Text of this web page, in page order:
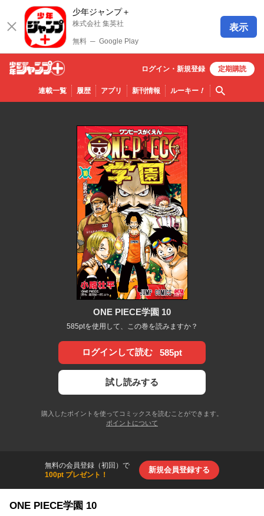
少年ジャンプ＋
株式会社 集英社
無料 ─ Google Play
表示
少年ジ
ャンプ
連載一覧 履歴 アプリ 新刊情報 ルーキー！ 検索
ログイン・ 新規登録 定期購読
ONE PIECE学園 10
585ptを使用して、この巻を読みますか？
ログインして読む 585pt
試し読みする
購入したポイントを使ってコミックスを読むことができます。
ポイントについて
無料の会員登録（初回）で
100pt プレゼント！
新規会員登録する
ONE PIECE学園 10